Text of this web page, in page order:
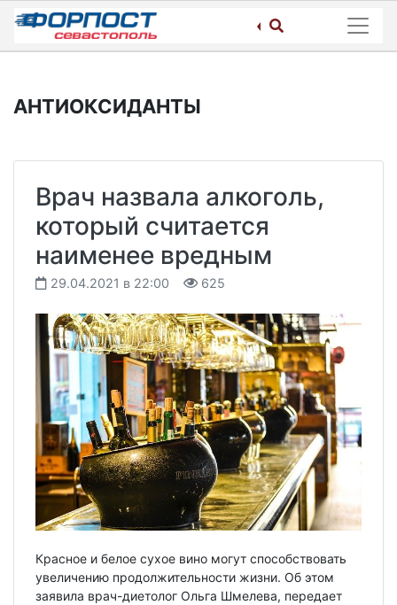
Skip
content
АНТИОКСИДАНТЫ
Врач назвала алкоголь,
который считается
наименее вредным
29.04.2021 в 22:00 625
Красное и белое сухое вино могут способствовать
увеличению продолжительности жизни. Об этом
заявила врач-диетолог Ольга Шмелева, передает